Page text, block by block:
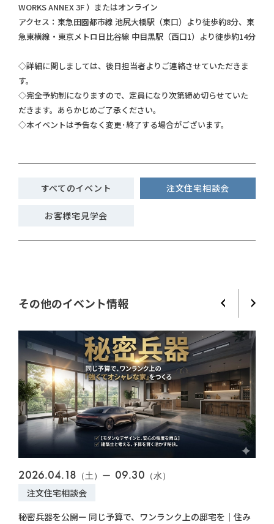
WORKS ANNEX 3F ）またはオンライン
アクセス：東急田園都市線 池尻大橋駅（東口）より徒歩約8分、東
急東横線・東京メトロ日比谷線 中目黒駅（西口1）より徒歩約14分
◇詳細に関しましては、後日担当者よりご連絡させていただきま
す。
◇完全予約制になりますので、定員になり次第締め切らせていた
だきます。あらかじめご了承ください。
◇本イベントは予告なく変更･終了する場合がございます。
すべてのイベント 注文住宅相談会
お客様宅見学会
その他のイベント情報
2026.04.18 （土）ー 09.30 （水）
注文住宅相談会
秘密兵器を公開ー 同じ予算で、ワンランク上の邸宅を｜住み